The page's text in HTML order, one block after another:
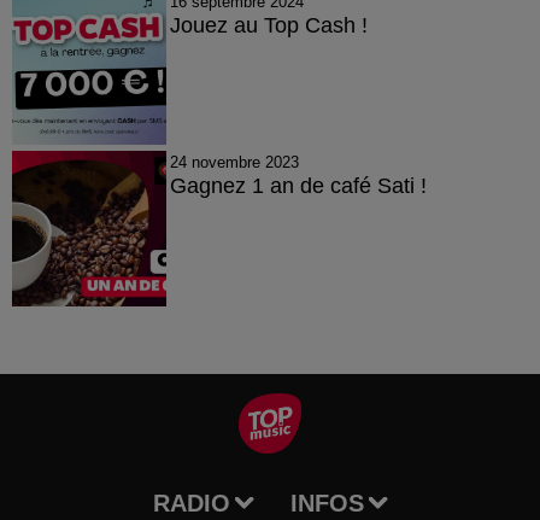
Jouez au Top Cash !
24 novembre 2023
Gagnez 1 an de café Sati !
RADIO INFOS